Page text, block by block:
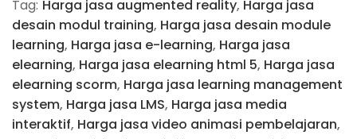
Tag: Harga jasa augmented reality, Harga jasa
desain modul training, Harga jasa desain module
learning, Harga jasa e-learning, Harga jasa
elearning, Harga jasa elearning html 5, Harga jasa
elearning scorm, Harga jasa learning management
system, Harga jasa LMS, Harga jasa media
interaktif, Harga jasa video animasi pembelajaran,